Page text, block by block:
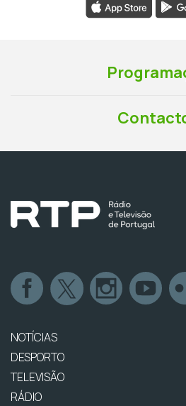
NOTÍCIAS
DESPORTO
TELEVISÃO
RÁDIO